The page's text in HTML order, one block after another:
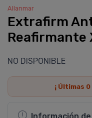
Allanmar
Extrafirm
Reafirmante
NO DISPONIBLE
¡ Últimas 0
Información